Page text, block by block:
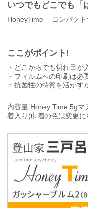
いつでもどこでも「
HoneyTime! コンパクト
ここがポイント!
・どこからでも切れ目が
・フィルムへの印刷は必
・抗菌性の特質を活か
内容量:Honey Time 5g
着入り(巾着の色は変更